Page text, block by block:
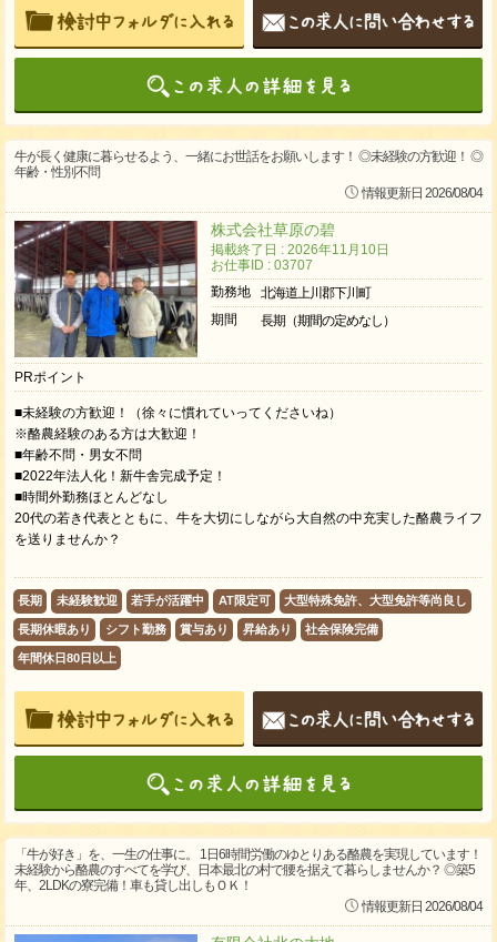
牛が長く健康に暮らせるよう、一緒にお世話をお願いします！ ◎未経験の方歓迎！ ◎
年齢・性別不問
情報更新日 2026/08/04
株式会社草原の碧
掲載終了日 : 2026年11月10日
お仕事ID : 03707
勤務地
北海道上川郡下川町
期間
長期（期間の定めなし）
PRポイント
■未経験の方歓迎！（徐々に慣れていってくださいね）
※酪農経験のある方は大歓迎！
■年齢不問・男女不問
■2022年法人化！新牛舎完成予定！
■時間外勤務ほとんどなし
20代の若き代表とともに、牛を大切にしながら大自然の中充実した酪農ライフ
を送りませんか？
長期 未経験歓迎 若手が活躍中 AT限定可 大型特殊免許、大型免許等尚良し
長期休暇あり シフト勤務 賞与あり 昇給あり 社会保険完備
年間休日80日以上
「牛が好き」を、一生の仕事に。 1日6時間労働のゆとりある酪農を実現しています！
未経験から酪農のすべてを学び、日本最北の村で腰を据えて暮らしませんか？ ◎築5
年、2LDKの寮完備！車も貸し出しもＯＫ！
情報更新日 2026/08/04